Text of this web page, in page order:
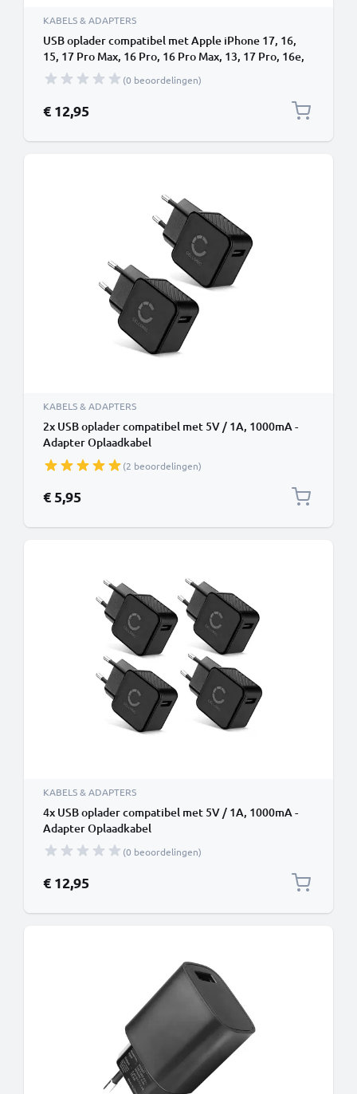
KABELS & ADAPTERS
USB oplader compatibel met Apple iPhone 17, 16,
15, 17 Pro Max, 16 Pro, 16 Pro Max, 13, 17 Pro, 16e,
15 Pro, 12, 11, 13 Pro, AirPods Pro Samsung Galaxy
S24, S25 Ultra, S25, S24 Ultra Google Pixel 9 -
Adapter Oplaadkabel
(0 beoordelingen)
€ 12,95
KABELS & ADAPTERS
2x USB oplader compatibel met 5V / 1A, 1000mA -
Adapter Oplaadkabel
(2 beoordelingen)
€ 5,95
KABELS & ADAPTERS
4x USB oplader compatibel met 5V / 1A, 1000mA -
Adapter Oplaadkabel
(0 beoordelingen)
€ 12,95